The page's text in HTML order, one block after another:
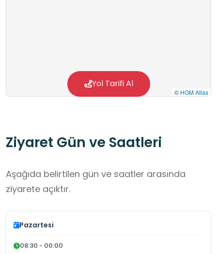
© HGM Atlas
Yol Tarifi Al
Ziyaret Gün ve Saatleri
Aşağıda belirtilen gün ve saatler arasında
ziyarete açıktır.
Pazartesi
08:30 - 00:00